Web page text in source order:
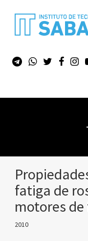
fatiga de
motores
2010